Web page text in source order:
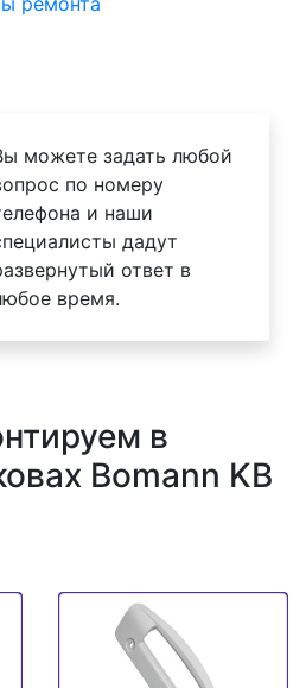
можете задать любой
по номеру
и наши
дадут
ответ в
время.
в
Bomann KB